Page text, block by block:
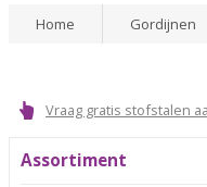
Home Gordijnen
Vraag gratis stofstalen
Assortiment